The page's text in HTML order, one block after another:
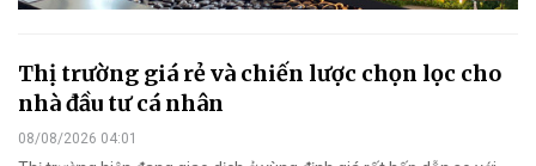
Thị trường giá rẻ và chiến lược chọn lọc cho
nhà đầu tư cá nhân
08/08/2026 04:01